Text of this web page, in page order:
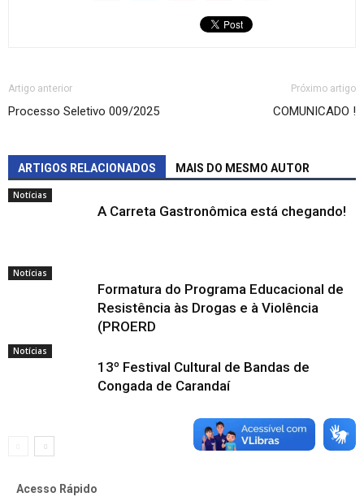
Artigo anterior
Processo Seletivo 009/2025
Próximo artigo
COMUNICADO !
ARTIGOS RELACIONADOS MAIS DO MESMO AUTOR
Notícias
A Carreta Gastronômica está chegando!
Notícias
Formatura do Programa Educacional de
Resistência às Drogas e à Violência
(PROERD
Notícias
13º Festival Cultural de Bandas de
Congada de Carandaí
Acesso Rápido